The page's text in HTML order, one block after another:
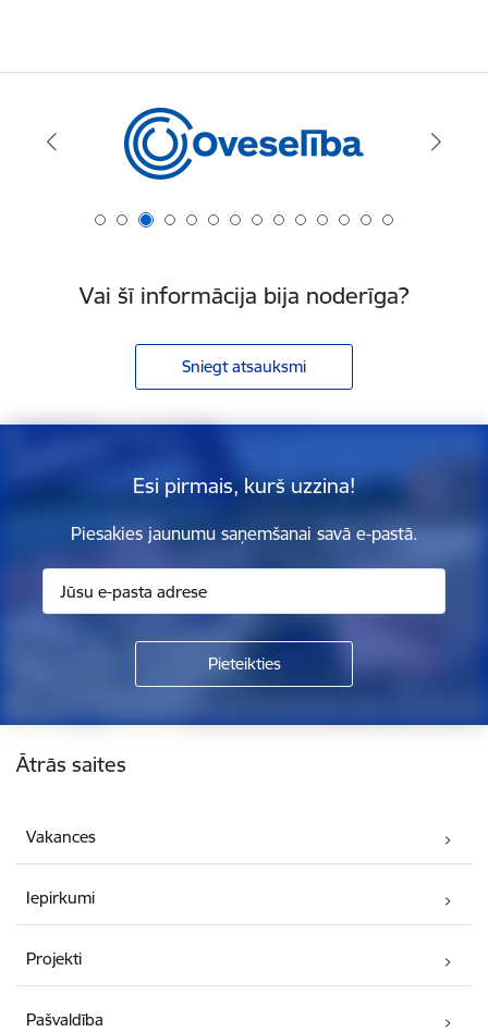
Vai šī informācija bija noderīga?
Sniegt atsauksmi
Esi pirmais, kurš uzzina!
Piesakies jaunumu saņemšanai savā e-pastā.
Ātrās saites
Vakances
Iepirkumi
Projekti
Pašvaldība